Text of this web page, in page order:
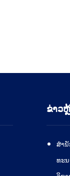
ຂ່າວ
ສຳນັ
ທະນ